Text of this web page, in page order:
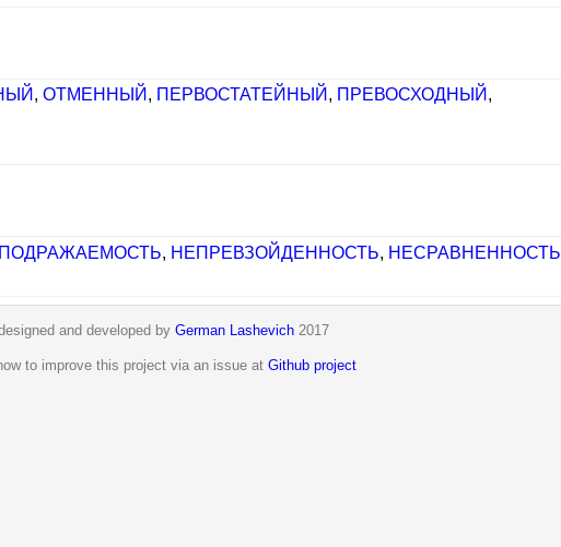
, ОТМЕННЫЙ , ПЕРВОСТАТЕЙНЫЙ , ПРЕВОСХОДНЫЙ ,
, НЕПРЕВЗОЙДЕННОСТЬ, НЕСРАВНЕННОСТЬ
and developed by German Lashevich 2017
to improve this project via an issue at Github project